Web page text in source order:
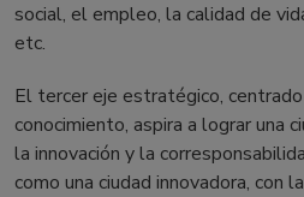
social, el empleo, la calidad de
etc.
El tercer eje estratégico,
conocimiento, aspira a lograr una
la innovación y la
como una ciudad innovadora, con